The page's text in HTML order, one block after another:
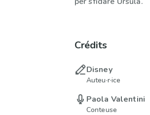
Crédits
Disney
Auteu·r·ice
Paola Valentini
Conteuse